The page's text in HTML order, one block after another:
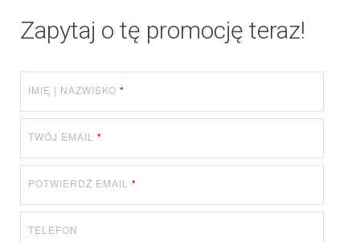
Zapytaj o tę promocję teraz!
IMIĘ | NAZWISKO *
TWÓJ EMAIL *
POTWIERDŹ EMAIL *
TELEFON